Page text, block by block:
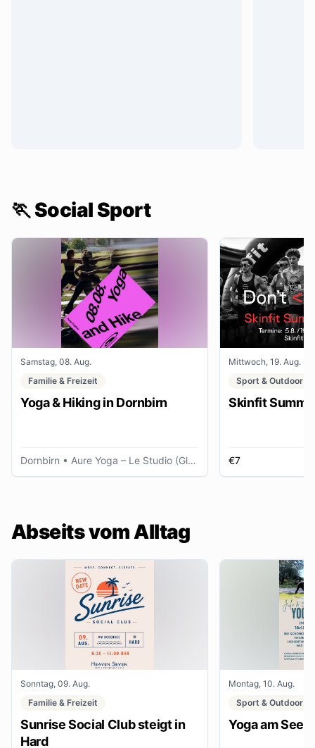
🏃 Social Sport
Samstag, 08. Aug.
Familie & Freizeit
Yoga & Hiking in Dornbirn
Dornbirn • Aure Yoga – Le Studio (Glöggele Haus)
Mittwoch, 19. Aug.
Sport & Outdoor
Skinfit
€7
Abseits vom Alltag
Sonntag, 09. Aug.
Familie & Freizeit
Sunrise Social Club steigt in
Hard
Montag, 10. Aug.
Sport & Outdoor
Yoga am See